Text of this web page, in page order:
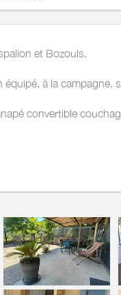
et Bozouls.
à la campagne,
convertible